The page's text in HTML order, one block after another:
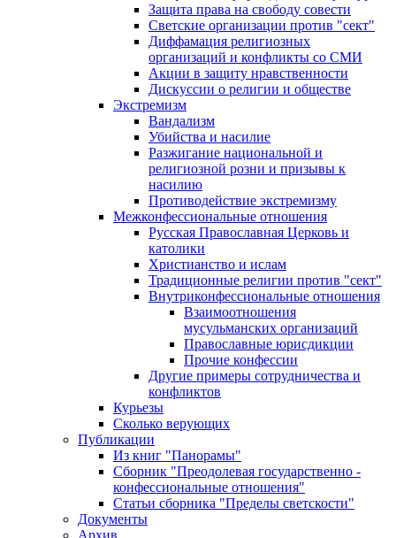
Защита права на свободу совести
Светские организации против "сект"
Диффамация религиозных
организаций и конфликты со СМИ
Акции в защиту нравственности
Дискуссии о религии и обществе
Экстремизм
Вандализм
Убийства и насилие
Разжигание национальной и
религиозной розни и призывы к
насилию
Противодействие экстремизму
Межконфессиональные отношения
Русская Православная Церковь и
католики
Христианство и ислам
Традиционные религии против "сект"
Внутриконфессиональные отношения
Взаимоотношения
мусульманских организаций
Православные юрисдикции
Прочие конфессии
Другие примеры сотрудничества и
конфликтов
Курьезы
Сколько верующих
Публикации
Из книг "Панорамы"
Сборник "Преодолевая государственно -
конфессиональные отношения"
Статьи сборника "Пределы светскости"
Документы
Архив